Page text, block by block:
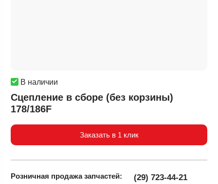
В наличии
Сцепление в сборе (без корзины)
178/186F
Заказать в 1 клик
Розничная продажазапчастей:
(29) 723-44-21